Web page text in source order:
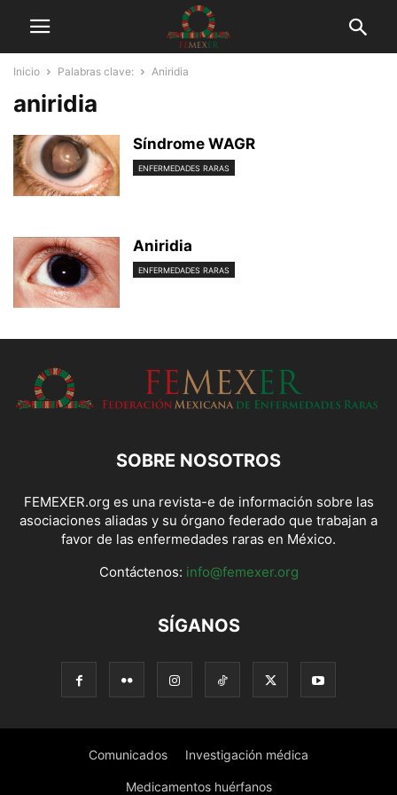
Inicio Palabras clave: Aniridia
aniridia
Síndrome WAGR
ENFERMEDADES RARAS
Aniridia
ENFERMEDADES RARAS
SOBRE NOSOTROS
FEMEXER.org es una revista-e de información sobre las
asociaciones aliadas y su órgano federado que trabajan a
favor de las enfermedades raras en México.
Contáctenos: info@femexer.org
SÍGANOS
Comunicados Investigación médica
Medicamentos huérfanos